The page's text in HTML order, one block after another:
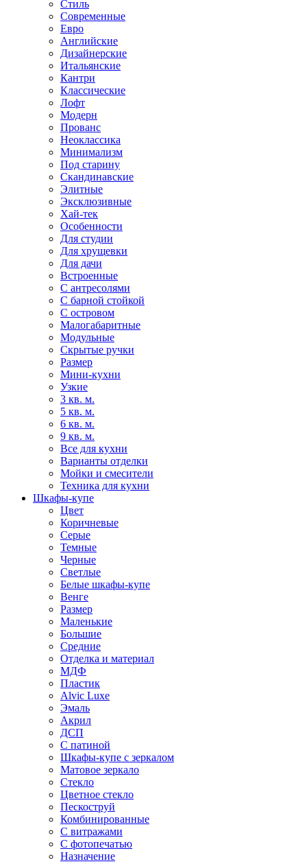
Стиль
Современные
Евро
Английские
Дизайнерские
Итальянские
Кантри
Классические
Лофт
Модерн
Прованс
Неоклассика
Минимализм
Под старину
Скандинавские
Элитные
Эксклюзивные
Хай-тек
Особенности
Для студии
Для хрущевки
Для дачи
Встроенные
С антресолями
С барной стойкой
С островом
Малогабаритные
Модульные
Скрытые ручки
Размер
Мини-кухни
Узкие
3 кв. м.
5 кв. м.
6 кв. м.
9 кв. м.
Все для кухни
Варианты отделки
Мойки и смесители
Техника для кухни
Шкафы-купе
Цвет
Коричневые
Серые
Темные
Черные
Светлые
Белые шкафы-купе
Венге
Размер
Маленькие
Большие
Средние
Отделка и материал
МДФ
Пластик
Alvic Luxe
Эмаль
Акрил
ДСП
С патиной
Шкафы-купе с зеркалом
Матовое зеркало
Стекло
Цветное стекло
Пескоструй
Комбинированные
С витражами
С фотопечатью
Назначение